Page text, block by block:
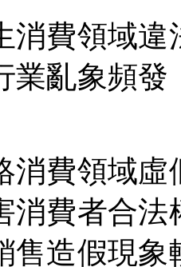
費領域違
業亂象頻
費領域虛
消費者合
售造假現